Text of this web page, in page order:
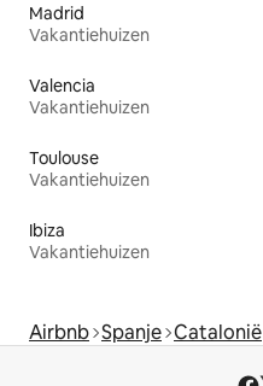
Madrid
Vakantiehuizen
Valencia
Vakantiehuizen
Toulouse
Vakantiehuizen
Ibiza
Vakantiehuizen
Airbnb Spanje Catalonië